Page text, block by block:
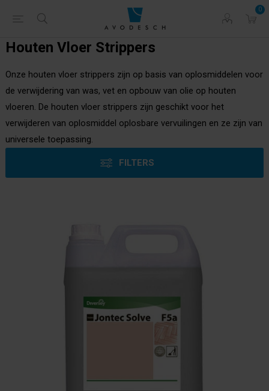
0
Houten Vloer Strippers
Onze houten vloer strippers zijn op basis van oplosmiddelen voor
de verwijdering van was, vet en opbouw van olie op houten
vloeren. De houten vloer strippers zijn geschikt voor het
verwijderen van oplosmiddel oplosbare vervuilingen en ze zijn van
universele toepassing.
FILTERS